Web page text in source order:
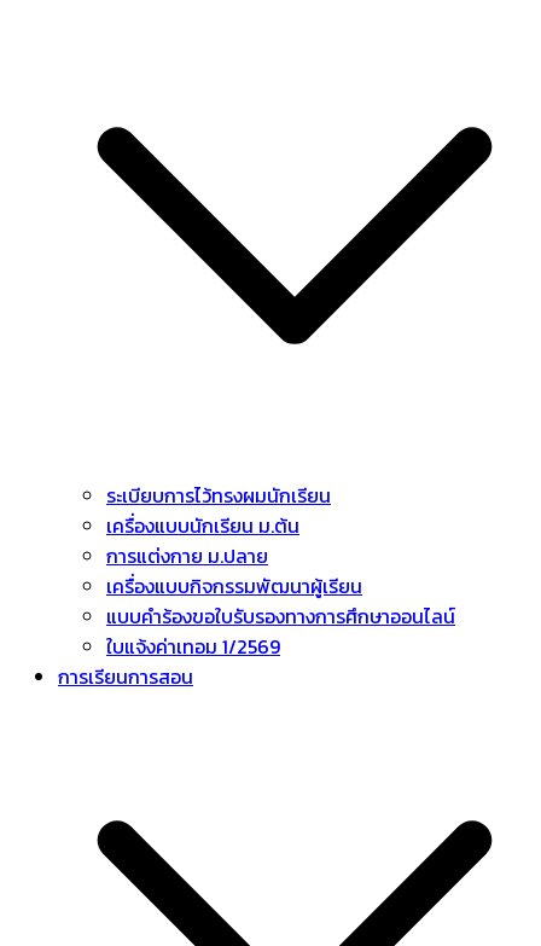
ระเบียบการไว้ทรงผมนักเรียน
เครื่องแบบนักเรียน ม.ต้น
การแต่งกาย ม.ปลาย
เครื่องแบบกิจกรรมพัฒนาผู้เรียน
แบบคำร้องขอใบรับรองทางการศึกษาออนไลน์
ใบแจ้งค่าเทอม 1/2569
การเรียนการสอน